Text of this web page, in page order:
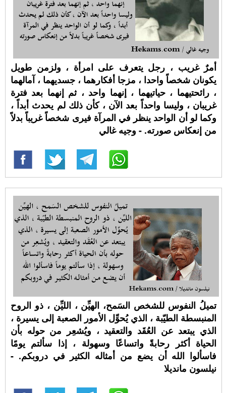
أمرٌ غريب ، رجل يتعرف على امرأة ، ولزمن طويل
يكونان شخصاً واحدا ، مزجا أفكارهما ، جسديهما ، آمالهما
، رائحتيهما ، حياتيهما ، إنهما واحد ، ثم إنهما بعد فترة
غريبان ، وليسا واحداً بعد الآن ، كأن ذلك لم يحدث أبداً ،
وكما لو أن الواحد ينظر في المرآة فيرى شخصاً غريباً بدلاً
من إنعكاس صورته. - وجيه غالي
تميلُ النفوس للشخص السَمح، الهيِّن ، الليِّن ، ذو الروح
المنبسطة الطيّبة ، الذي يُحوِّل الأمور الصعبة إلى يسيرة ،
الذي يبتعد عن العُقَد والتعقيد ، ويُشعِر من حوله بأن
الحياة أكثر رحابةً واتساعًا وسهولة ، إذا سألتم يومًا
فاسألوا الله أن يضع من أمثاله الكثير في دروبكم. -
نيلسون مانديلا